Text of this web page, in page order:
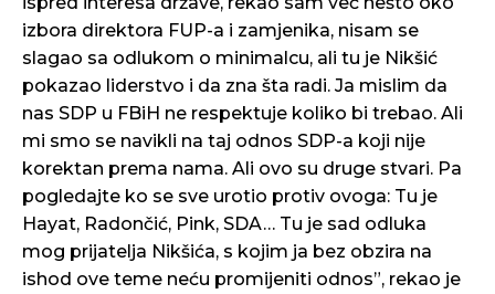
izbora direktora FUP-a i zamjenika, nisam se
slagao sa odlukom o minimalcu, ali tu je Nikšić
pokazao liderstvo i da zna šta radi. Ja mislim da
nas SDP u FBiH ne respektuje koliko bi trebao. Ali
mi smo se navikli na taj odnos SDP-a koji nije
korektan prema nama. Ali ovo su druge stvari. Pa
pogledajte ko se sve urotio protiv ovoga: Tu je
Hayat, Radončić, Pink, SDA… Tu je sad odluka
mog prijatelja Nikšića, s kojim ja bez obzira na
ishod ove teme neću promijeniti odnos”, rekao je